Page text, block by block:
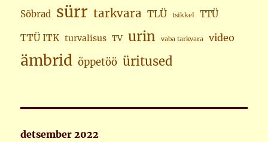
Sõbrad sürr tarkvara TLÜ tsikkel TTÜ
TTÜ ITK turvalisus TV urin vaba tarkvara video
ämbrid õppetöö üritused
detsember 2022